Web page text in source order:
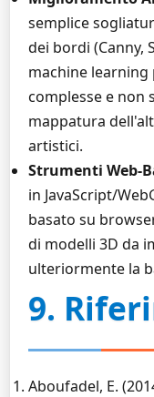
semplice
dei bordi (Canny,
machine
complesse e non
mappatura
artistici.
Strumenti Web-
in JavaScript/
basato su
di modelli 3D da
ulteriormente la
9.
Aboufadel, E.